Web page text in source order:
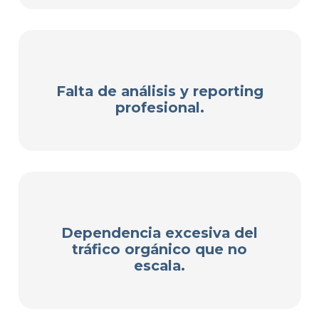
Falta de análisis y reporting
profesional.
Dependencia excesiva del
tráfico orgánico que no
escala.